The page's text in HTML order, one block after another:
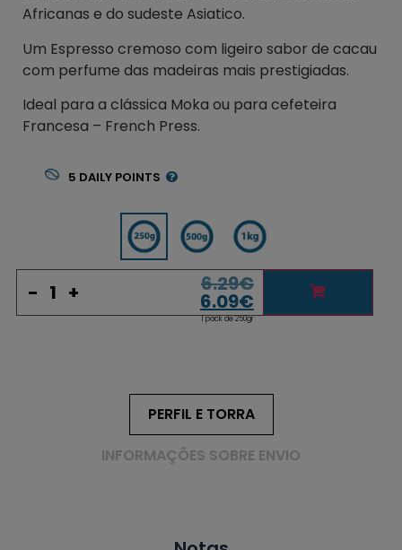
Africanas e do sudeste Asiatico.
Um Espresso cremoso com ligeiro sabor de cacau
com perfume das madeiras mais prestigiadas.
Ideal para a clássica Moka ou para cefeteira
Francesa – French Press.
5 DAILY POINTS
- + 6.29€
6.09€
1 pack de 250gr
PERFIL E TORRA
INFORMAÇÕES SOBRE ENVIO